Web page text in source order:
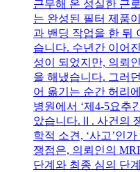
근무해 온 성실한 근
는 완성된 필터 제품
과 밴딩 작업을 한 뒤
습니다. 수년간 이어
성이 되었지만, 의뢰
을 해냈습니다. 그러
어 옮기는 순간 허리
병원에서 ‘제4-5요추
았습니다.Ⅱ. 사건의
학적 소견, ‘사고’인
쟁점은, 의뢰인의
단계와 최종 심의 단